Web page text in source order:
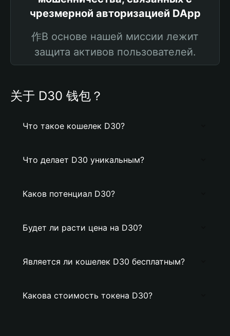
чрезмерной авторизацией DApp
作В основе нашей миссии лежит
защита активов пользователей.
关于 D30 钱包？
Что такое кошелек D30?
Что делает D30 уникальным?
Каков потенциал D30?
Будет ли расти цена на D30?
Является ли кошелек D30 бесплатным?
Какова стоимость токена D30?